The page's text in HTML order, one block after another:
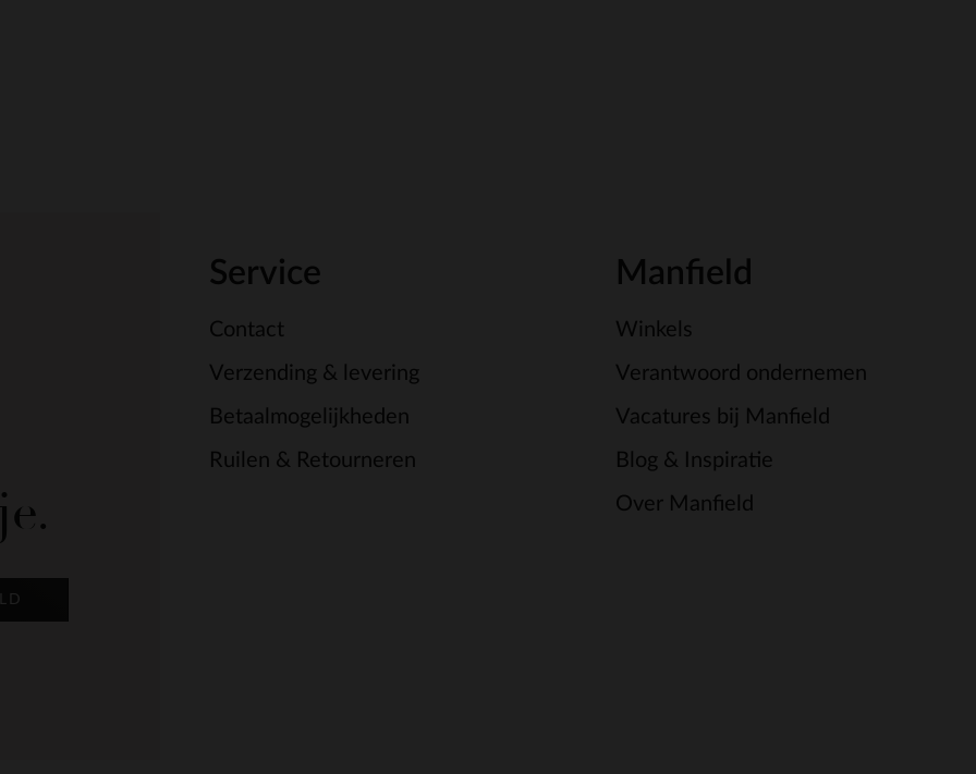
Service
Contact
Verzending & levering
Betaalmogelijkheden
Ruilen & Retourneren
Manfield
Winkels
Verantwoord ondernemen
Vacatures bij Manfield
Blog & Inspiratie
Over Manfield